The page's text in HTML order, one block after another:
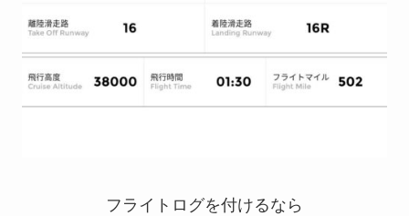
フライトログを付けるなら